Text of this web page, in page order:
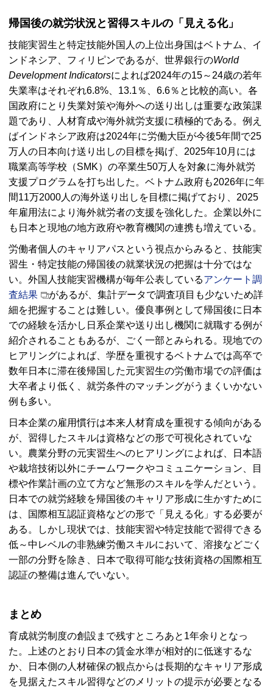
帰国後の就労状況と習得スキルの「見える化」
技能実習生と特定技能外国人の上位出身国はベトナム、イ
ンドネシア、フィリピンであるが、世界銀行のWorld
Development Indicatorsによれば2024年の15～24歳の若年
失業率はそれぞれ6.8%、13.1％、6.6％と比較的高い。各
国政府にとり失業対策や海外への送り出しは重要な政策課
題であり、人材育成や海外就労支援に積極的である。例え
ばインドネシア政府は2024年に労働大臣が今後5年間で25
万人の日本向け送り出しの目標を掲げ、2025年10月には
職業高等学校（SMK）の卒業生50万人を対象に海外就労
支援プログラムを打ち出した。ベトナム政府も2026年に年
間11万2000人の海外送り出しを目標に掲げており、2025
年雇用法により海外就労者の支援を強化した。企業以外に
も日本と現地の地方政府や教育機関の連携も増えている。
労働者個人のキャリアパスという視点からみると、技能実
習生・特定技能の帰国後の就業状況の把握は十分ではな
い。外国人技能実習機構が毎年公表しているアンケート調
査結果
があるが、集計データで調査項目も少ないため詳
細を把握することは難しい。優良事例として帰国後に日本
での経験を活かし日系企業や送り出し機関に就職する例が
紹介されることもあるが、ごく一部とみられる。現地での
ヒアリングによれば、学歴を重視するベトナムでは高卒で
数年日本に滞在後帰国した元実習生の労働市場での評価は
大卒者より低く、就労条件のマッチングがうまくいかない
例も多い。
日本企業の雇用慣行は本来人材育成を重視する傾向がある
が、習得したスキルは資格などの形で可視化されていな
い。農業分野の元実習生へのヒアリングによれば、日本語
や栽培技術以外にチームワークやコミュニケーション、目
標や作業計画の立て方など無形のスキルを学んだという。
日本での就労経験を帰国後のキャリア形成に生かすために
は、国際相互認証資格などの形で「見える化」する必要が
ある。しかし現状では、技能実習や特定技能で習得できる
低～中レベルの非熟練労働スキルにおいて、溶接などごく
一部の分野を除き、日本で取得可能な技術資格の国際相互
認証の整備は進んでいない。
まとめ
育成就労制度の創設まで残すところあと1年余りとなっ
た。上述のとおり日本の賃金水準が相対的に低迷するな
か、日本側の人材確保の観点からは長期的なキャリア形成
を見据えたスキル習得などのメリットの提示が必要となる